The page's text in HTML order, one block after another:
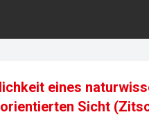
eines
Sicht